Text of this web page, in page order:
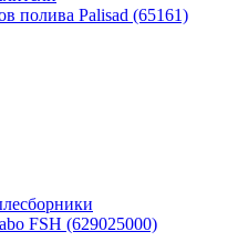
полива Palisad (65161)
FSH (629025000)